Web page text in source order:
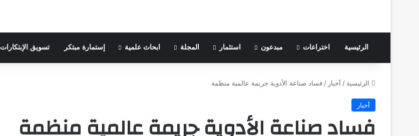
الرئيسية اختراعات مبدعون استثمار المجلة ابحاث علمية إستمارة مبتكر تسويق الإبتكارات
الرئيسية / أخبار / فساد صناعة الأدوية جريمة عالمية منظمة
أخبار
فساد صناعة الأدوية جريمة عالمية منظمة